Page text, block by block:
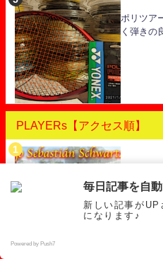
ポリツア
く弾きの
PLAYERs【アクセス順】
ルや身長
毎日記事を自
新しい記事がUP
になります♪
Powered by Push7